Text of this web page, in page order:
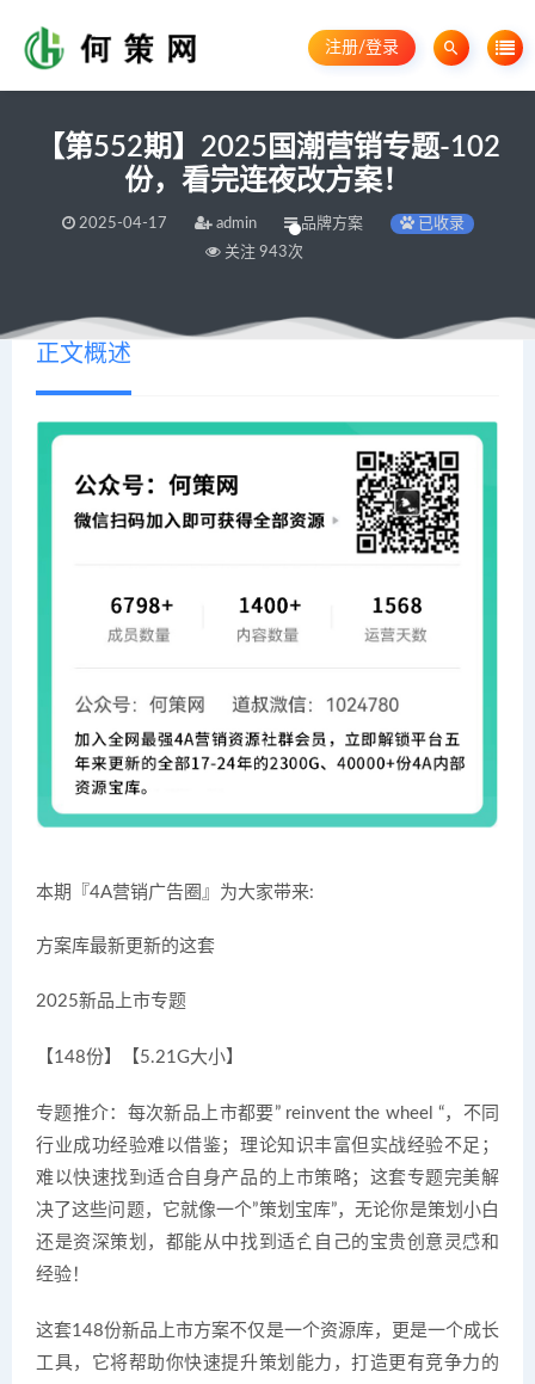
注册/登录
【第552期】2025国潮营销专题-102
份，看完连夜改方案！
2025-04-17 admin 品牌方案
已收录
关注 943次
正文概述
本期『4A营销广告圈』为大家带来:
方案库最新更新的这套
2025新品上市专题
【148份】【5.21G大小】
专题推介：每次新品上市都要” reinvent the wheel “，不同
行业成功经验难以借鉴；理论知识丰富但实战经验不足；
难以快速找到适合自身产品的上市策略；这套专题完美解
决了这些问题，它就像一个”策划宝库”，无论你是策划小白
还是资深策划，都能从中找到适合自己的宝贵创意灵感和
经验！
这套148份新品上市方案不仅是一个资源库，更是一个成长
工具，它将帮助你快速提升策划能力，打造更有竞争力的